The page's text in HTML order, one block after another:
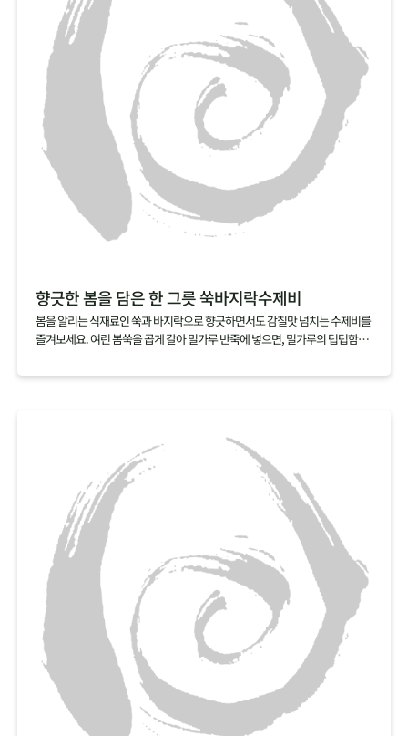
향긋한 봄을 담은 한 그릇 쑥바지락수제비
봄을 알리는 식재료인 쑥과 바지락으로 향긋하면서도 감칠맛 넘치는 수제비를
즐겨보세요. 여린 봄쑥을 곱게 갈아 밀가루 반죽에 넣으면, 밀가루의 텁텁함은
이면, 따로 육수를 내지 않아도 깊은 국물맛을 낼 수 있답니다.